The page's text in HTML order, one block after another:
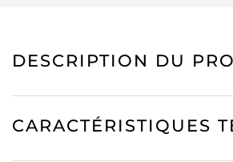
DESCRIPTION DU
CARACTÉRISTIQUES